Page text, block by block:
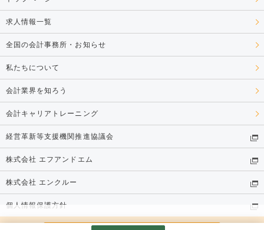
求人情報一覧
全国の会計事務所・お知らせ
私たちについて
会計業界を知ろう
会計キャリアトレーニング
経営革新等支援機関推進協議会
株式会社 エフアンドエム
株式会社 エンクルー
個人情報保護方針